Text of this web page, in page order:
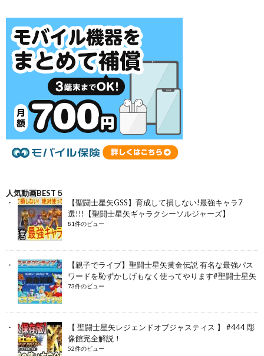
人気動画BEST５
【聖闘士星矢GSS】育成して損しない!最強キャラ7
選!!!【聖闘士星矢ギャラクシーソルジャーズ】
81件のビュー
【親子でライブ】聖闘士星矢黄金伝説 有名な最強パス
ワードを恥ずかしげもなく使ってやります#聖闘士星矢
73件のビュー
【 聖闘士星矢レジェンドオブジャスティス 】 #444 彫
像館完全解説！
52件のビュー